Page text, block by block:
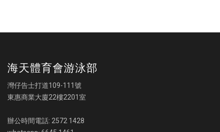
海天體育會游泳部
灣仔告士打道109-111號
東惠商業大廈22樓2201室
辦公時間電話: 2572 1428